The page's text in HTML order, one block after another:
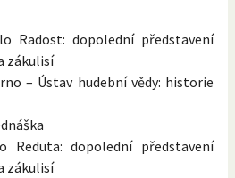
Radost: dopolední představení
zákulisí
– Ústav hudební vědy: historie
Reduta: dopolední představení
zákulisí